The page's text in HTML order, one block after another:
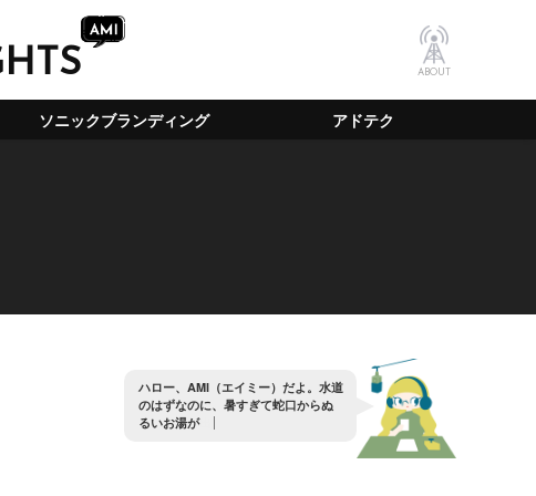
ABOUT
ソニックブランディング アドテク
ハロー、 AMI（エイ ミ ー） だよ 。 水道
のはずなのに、 暑すぎて蛇口からぬ
るいお湯が出 る